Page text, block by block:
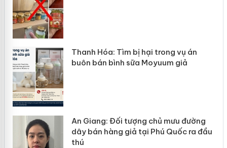
Thanh Hóa: Tìm bị hại trong vụ án
buôn bán bình sữa Moyuum giả
An Giang: Đối tượng chủ mưu đường
dây bán hàng giả tại Phú Quốc ra đầu
thú